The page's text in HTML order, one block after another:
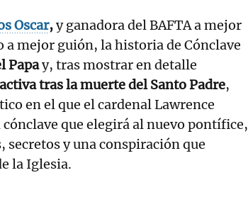
Oscar,y ganadora del BAFTA a mejor
a mejor guión, la historia de Cónclave
Papay, tras mostrar en detalle
tras la muerte del Santo Padre,
en el que el cardenal Lawrence
que elegirá al nuevo pontífice,
y una conspiración que
la Iglesia.